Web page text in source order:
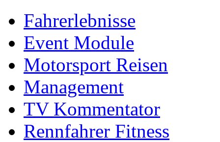
Fahrerlebnisse
Event Module
Motorsport Reisen
Management
TV Kommentator
Rennfahrer Fitness